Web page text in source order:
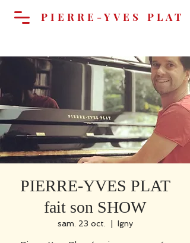
Panier
PIERRE-YVES PLAT
PIERRE-YVES PLAT
fait son SHOW
sam. 23 oct. Igny